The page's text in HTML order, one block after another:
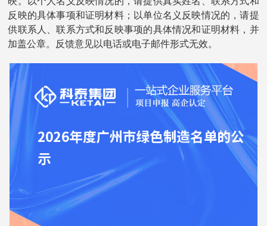
反映的具体事项和证明材料；以单位名义反映情况的，请提
供联系人、联系方式和反映事项的具体情况和证明材料，并
加盖公章。反馈意见以电话或电子邮件形式无效。